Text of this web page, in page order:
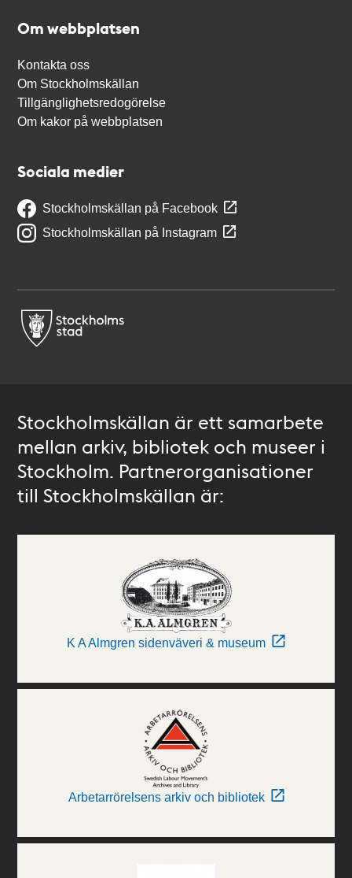
Om webbplatsen
Kontakta oss
Om Stockholmskällan
Tillgänglighetsredogörelse
Om kakor på webbplatsen
Sociala medier
Stockholmskällan på Facebook
Stockholmskällan på Instagram
Stockholmskällan är ett samarbete
mellan arkiv, bibliotek och museer i
Stockholm. Partnerorganisationer
till Stockholmskällan är:
K A Almgren sidenväveri & museum
Arbetarrörelsens arkiv och bibliotek